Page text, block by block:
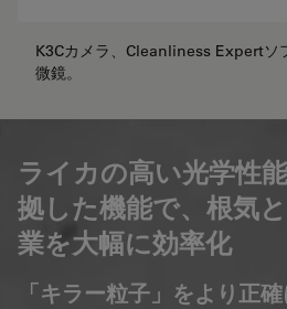
K3Cカメラ、Cleanliness Expertソ
微鏡。
ライカの高い光学性
拠した機能で、根気
業を大幅に効率化
「キラー粒子」をより正確